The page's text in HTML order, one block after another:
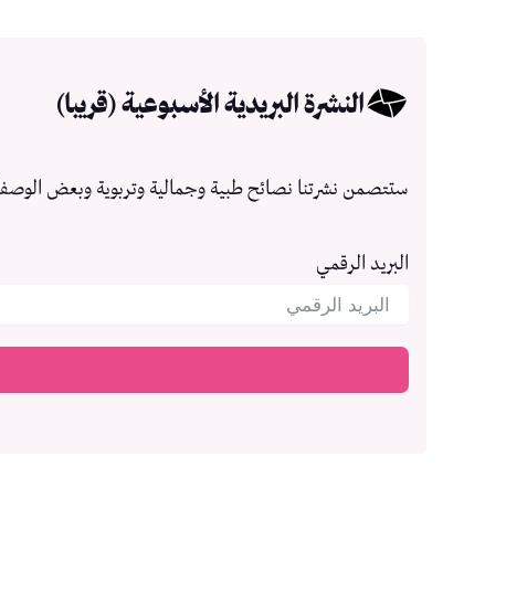
النشرة البريدية الأسبوعية (قريبا)
ستتصمن نشرتنا نصائح طبية وجمالية وتربوية وبعض
البريد الرقمي